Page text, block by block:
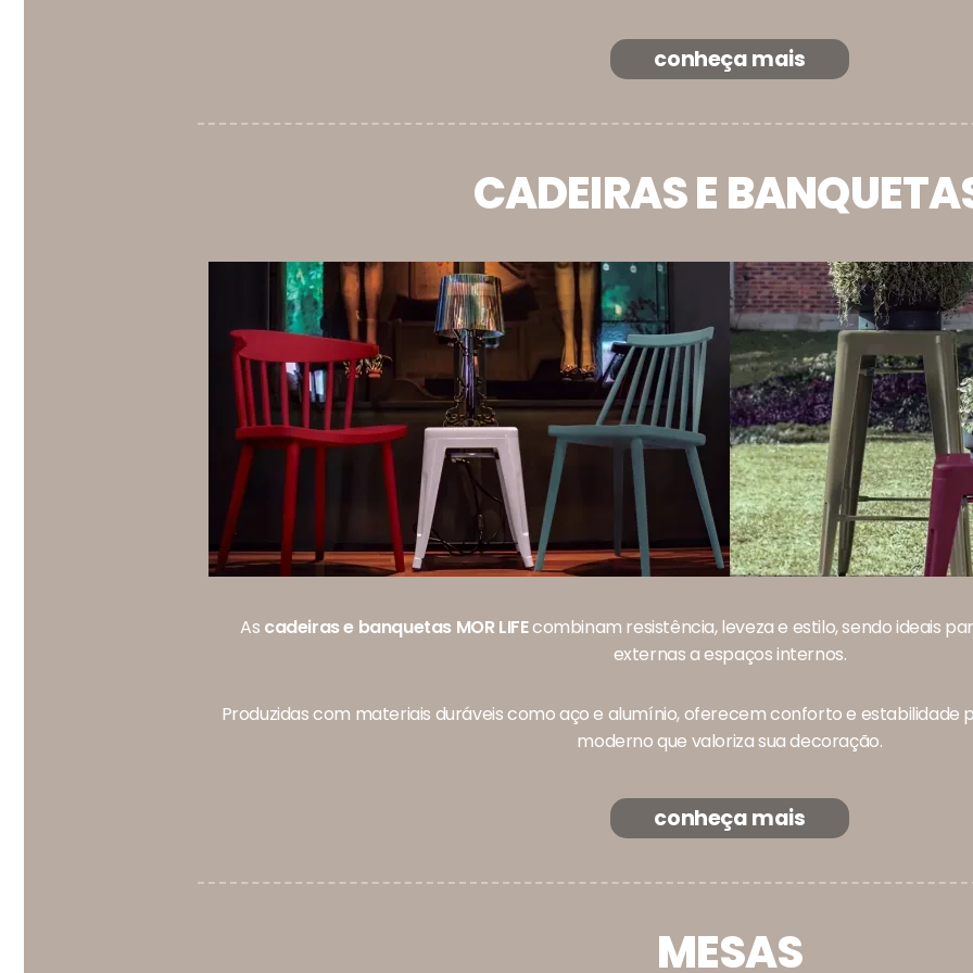
conheça mais
CADEIRAS E
As cadeiras e banquetas MOR LIFEcombinam resistência, leveza e estilo, sendo ideais
externas a espaços internos.
Produzidas com materiais duráveis como aço e alumínio, oferecem conforto e estabilidade
moderno que valoriza sua decoração.
conheça mais
MESAS